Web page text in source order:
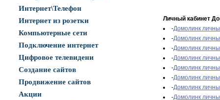
Интернет\Телефон
Интернет из розетки
Компьютерные сети
Подключение интернет
Цифровое телевидени
Создание сайтов
Продвижение сайтов
Акции
Личный кабинет
-Домолинк
-Домолинк
-Домолинк
-Домолинк
-Домолинк
-Домолинк
-Домолинк
-Домолинк